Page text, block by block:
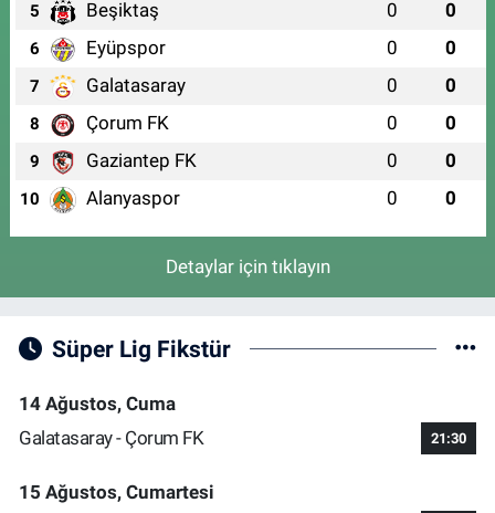
5 Beşiktaş 0 0
6 Eyüpspor 0 0
7 Galatasaray 0 0
8 Çorum FK 0 0
9 Gaziantep FK 0 0
10 Alanyaspor 0 0
Detaylar için tıklayın
Süper Lig Fikstür
14 Ağustos, Cuma
Galatasaray - Çorum FK
21:30
15 Ağustos, Cumartesi